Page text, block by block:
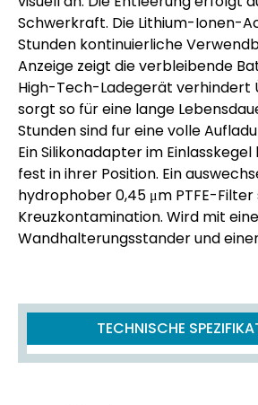
Schwerkraft. Die Lithium-Ionen-
Stunden kontinuierliche
Anzeige zeigt die verbleibende
High-Tech-Ladegerät verhindert
sorgt so für eine lange
Stunden sind fur eine volle
Ein Silikonadapter im
fest in ihrer Position. Ein
hydrophober 0,45 μm PTFE-
Kreuzkontamination. Wird mit
Wandhalterungsstander und
TECHNISCHE